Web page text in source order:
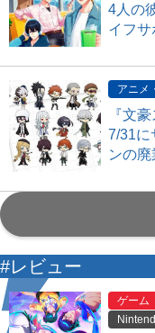
4人の
イフサ
アニメ
『文
7/31に
ンの
#レビュー
ゲーム